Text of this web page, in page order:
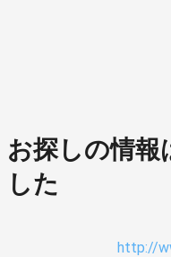
お探しの情
した
http://